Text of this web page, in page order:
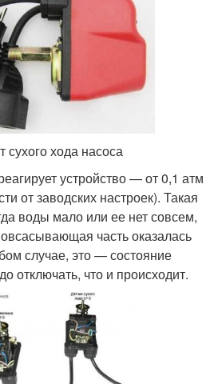
сухого хода насоса
устройство — от 0,1 атм
от заводских настроек). Такая
воды мало или ее нет совсем,
часть оказалась
случае, это — состояние
отключать, что и происходит.